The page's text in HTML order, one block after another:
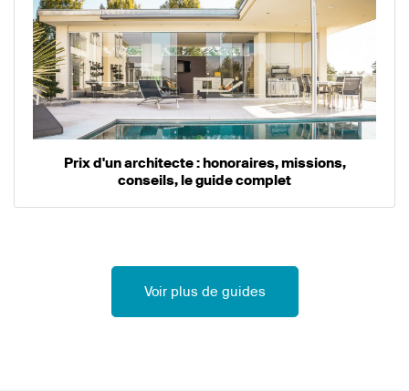
Prix d'un architecte : honoraires, missions,
conseils, le guide complet
Voir plus de guides